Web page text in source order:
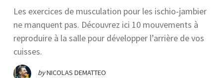
Les exercices de musculation pour les ischio-jambier
ne manquent pas. Découvrez ici 10 mouvements à
reproduire à la salle pour développer l’arrière de vos
cuisses.
byNICOLAS DEMATTEO